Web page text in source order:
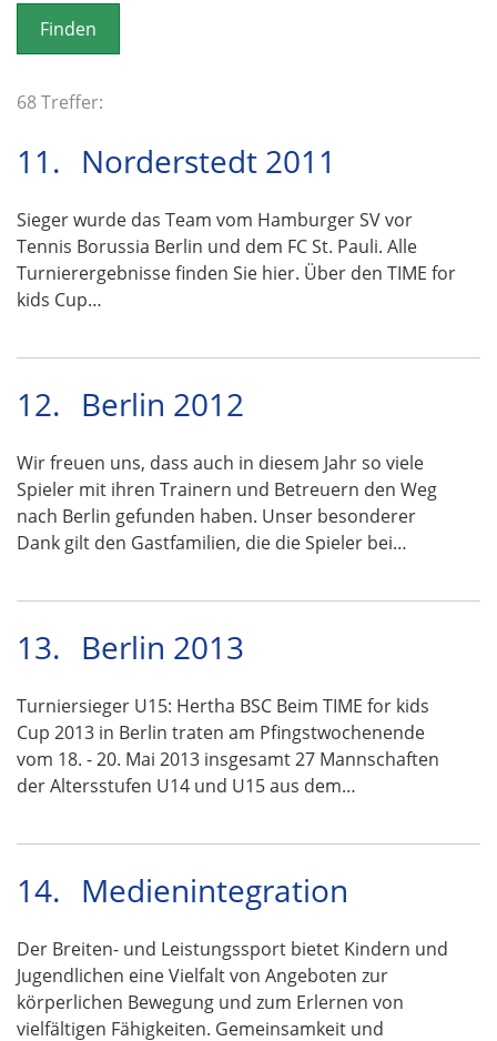
o
n
68 Treffer:
11. Norderstedt 2011
Sieger wurde das Team vom Hamburger SV vor
Tennis Borussia Berlin und dem FC St. Pauli. Alle
Turnierergebnisse finden Sie hier. Über den TIME for
kids Cup…
12. Berlin 2012
Wir freuen uns, dass auch in diesem Jahr so viele
Spieler mit ihren Trainern und Betreuern den Weg
nach Berlin gefunden haben. Unser besonderer
Dank gilt den Gastfamilien, die die Spieler bei…
13. Berlin 2013
Turniersieger U15: Hertha BSC Beim TIME for kids
Cup 2013 in Berlin traten am Pfingstwochenende
vom 18. - 20. Mai 2013 insgesamt 27 Mannschaften
der Altersstufen U14 und U15 aus dem…
14. Medienintegration
Der Breiten- und Leistungssport bietet Kindern und
Jugendlichen eine Vielfalt von Angeboten zur
körperlichen Bewegung und zum Erlernen von
vielfältigen Fähigkeiten. Gemeinsamkeit und